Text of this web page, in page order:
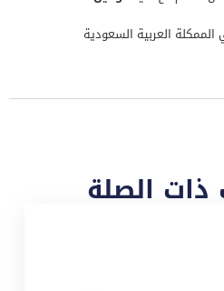
العربية السعودية
ذات الصلة